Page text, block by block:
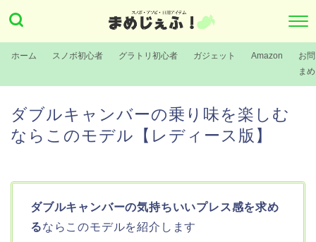
ホーム スノボ初心者 グラトリ初心者 ガジェット Amazon
お
ま
ダブルキャンバーの乗り味を楽しむ
ならこのモデル【レディース版】
ダブルキャンバーの気持ちいいプレス感を求め
るならこのモデルを紹介します